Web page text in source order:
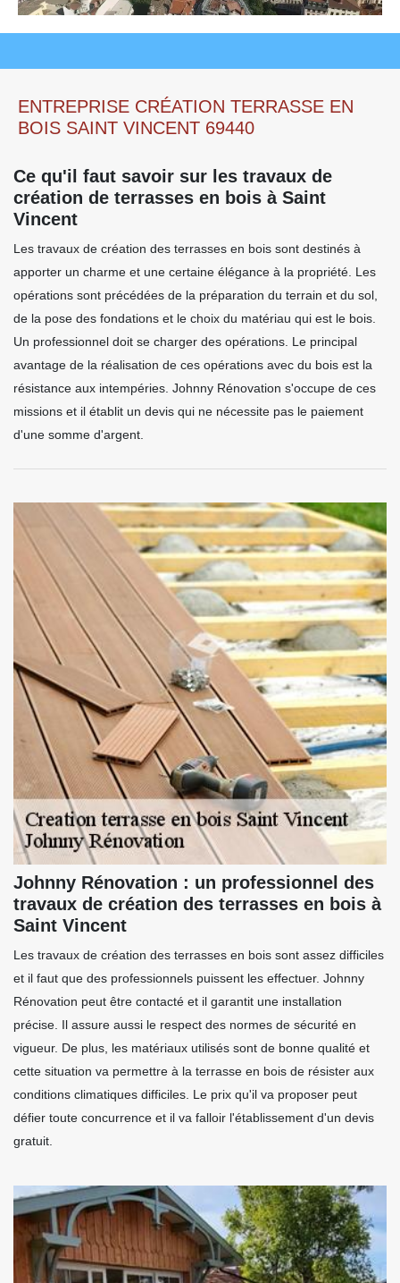
ENTREPRISE CRÉATION TERRASSE EN
BOIS SAINT VINCENT 69440
Ce qu'il faut savoir sur les travaux de
création de terrasses en bois à Saint
Vincent
Les travaux de création des terrasses en bois sont destinés à
apporter un charme et une certaine élégance à la propriété. Les
opérations sont précédées de la préparation du terrain et du sol,
de la pose des fondations et le choix du matériau qui est le bois.
Un professionnel doit se charger des opérations. Le principal
avantage de la réalisation de ces opérations avec du bois est la
résistance aux intempéries. Johnny Rénovation s'occupe de ces
missions et il établit un devis qui ne nécessite pas le paiement
d'une somme d'argent.
Johnny Rénovation : un professionnel des
travaux de création des terrasses en bois à
Saint Vincent
Les travaux de création des terrasses en bois sont assez difficiles
et il faut que des professionnels puissent les effectuer. Johnny
Rénovation peut être contacté et il garantit une installation
précise. Il assure aussi le respect des normes de sécurité en
vigueur. De plus, les matériaux utilisés sont de bonne qualité et
cette situation va permettre à la terrasse en bois de résister aux
conditions climatiques difficiles. Le prix qu'il va proposer peut
défier toute concurrence et il va falloir l'établissement d'un devis
gratuit.